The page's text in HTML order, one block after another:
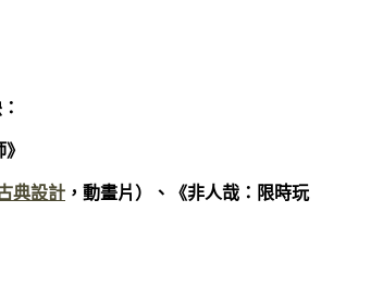
典設計 ，動畫片）、《非人哉：限時玩